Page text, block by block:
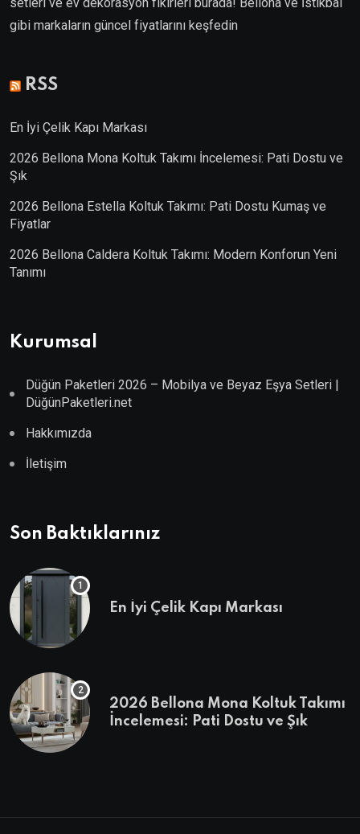
gibi markaların güncel fiyatlarını keşfedin
RSS
En İyi Çelik Kapı Markası
2026 Bellona Mona Koltuk Takımı İncelemesi: Pati Dostu ve
Şık
2026 Bellona Estella Koltuk Takımı: Pati Dostu Kumaş ve
Fiyatlar
2026 Bellona Caldera Koltuk Takımı: Modern Konforun Yeni
Tanımı
Kurumsal
Düğün Paketleri 2026 – Mobilya ve Beyaz Eşya Setleri |
DüğünPaketleri.net
Hakkımızda
İletişim
Son Baktıklarınız
En İyi Çelik Kapı Markası
2026 Bellona Mona Koltuk Takımı
İncelemesi: Pati Dostu ve Şık